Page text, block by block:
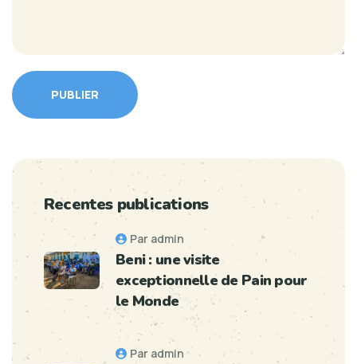
PUBLIER
Recentes publications
Par admin
Beni : une visite
exceptionnelle de Pain pour
le Monde
Par admin